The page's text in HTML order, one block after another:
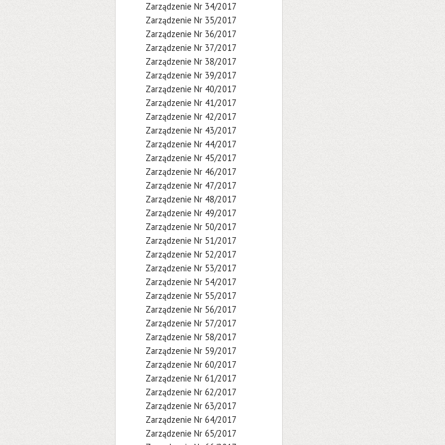
Zarządzenie Nr 34/2017
Zarządzenie Nr 35/2017
Zarządzenie Nr 36/2017
Zarządzenie Nr 37/2017
Zarządzenie Nr 38/2017
Zarządzenie Nr 39/2017
Zarządzenie Nr 40/2017
Zarządzenie Nr 41/2017
Zarządzenie Nr 42/2017
Zarządzenie Nr 43/2017
Zarządzenie Nr 44/2017
Zarządzenie Nr 45/2017
Zarządzenie Nr 46/2017
Zarządzenie Nr 47/2017
Zarządzenie Nr 48/2017
Zarządzenie Nr 49/2017
Zarządzenie Nr 50/2017
Zarządzenie Nr 51/2017
Zarządzenie Nr 52/2017
Zarządzenie Nr 53/2017
Zarządzenie Nr 54/2017
Zarządzenie Nr 55/2017
Zarządzenie Nr 56/2017
Zarządzenie Nr 57/2017
Zarządzenie Nr 58/2017
Zarządzenie Nr 59/2017
Zarządzenie Nr 60/2017
Zarządzenie Nr 61/2017
Zarządzenie Nr 62/2017
Zarządzenie Nr 63/2017
Zarządzenie Nr 64/2017
Zarządzenie Nr 65/2017